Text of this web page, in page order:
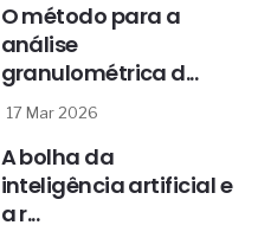
O método para a
análise
granulométrica d...
17 Mar 2026
A bolha da
inteligência artificial e
a r...